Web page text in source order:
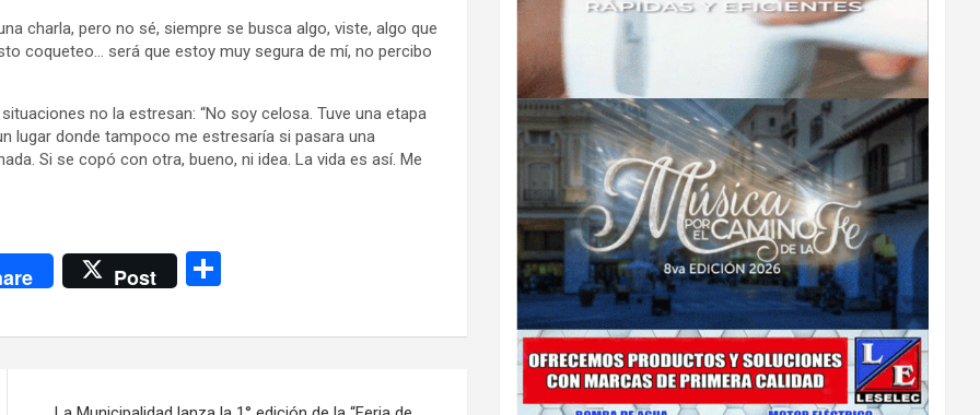
charla, pero no sé, siempre se busca algo, viste, algo que
coqueteo… será que estoy muy segura de mí, no percibo
no la estresan: “No soy celosa. Tuve una etapa
lugar donde tampoco me estresaría si pasara una
Si se copó con otra, bueno, ni idea. La vida es así. Me
Post
m